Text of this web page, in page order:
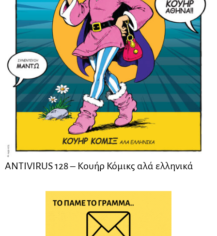
ANTIVIRUS 128 – Kουήρ Κόμικς αλά ελληνικά